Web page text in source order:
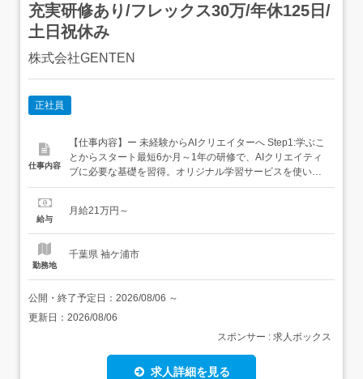
充実研修あり/フレックス30万/年休125日/
土日祝休み
株式会社GENTEN
正社員
仕事内容
【仕事内容】ー 未経験からAIクリエイターへ Step1:学ぶこ
とからスタート最短6か月～1年の研修で、AIクリエイティ
ブに必要な基礎を習得。オリジナル学習サービスを使い、
デザイン・プログラミング・AI生成の超基礎から着実にス
定期的な面談で不安を解消・オンライン中心で自分のペー
給与
月給21万円～
勤務地
千葉県 袖ケ浦市
公開・終了予定日： 2026/08/06 ～
更新日： 2026/08/06
スポンサー : 求人ボックス
求人詳細を見る